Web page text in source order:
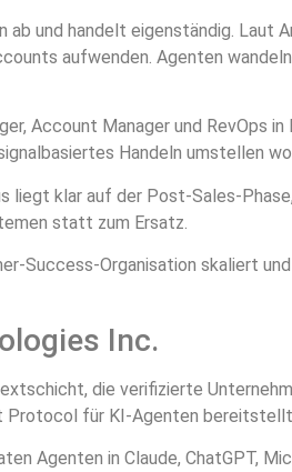
und handelt eigenständig. Laut
aufwenden. Agenten
Account Manager und RevOps in
Handeln umstellen
liegt klar auf der Post-Sales-
statt zum Ersatz.
Success-Organisation skaliert
Inc.
die verifizierte
Protocol für KI-Agenten bereitstellt.
Agenten in Claude, ChatGPT,